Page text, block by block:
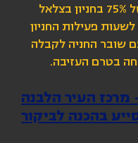
אורחי בית ליבלינג זכאים להנחה של 75% בחניון בצלאל
פעילות החניון
עם שובר החניה לקבלה
בטרם העזיבה.
מרכז העיר הלבנה
בהכנה לביקור